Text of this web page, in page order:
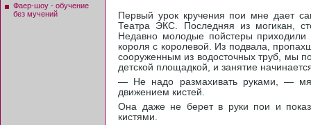
Первый урок кручения пои мне дает
Театра ЭКС. Последняя из могикан,
Недавно молодые пойстеры
короля с королевой. Из подвала,
сооруженным из водосточных труб, мы
детской площадкой, и занятие
— Не надо размахивать руками, —
движением кистей.
Она даже не берет в руки пои и
кистями.
Фаер-шоу - обучение
без мучений